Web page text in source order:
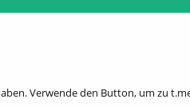
Verwende den Button, um zu